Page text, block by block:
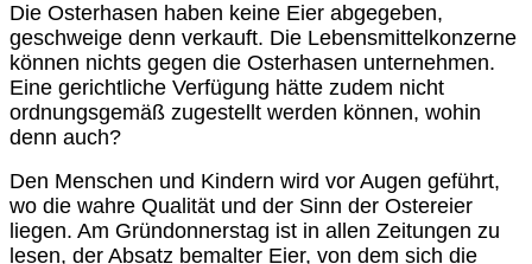
Die Osterhasen haben keine Eier abgegeben,
geschweige denn verkauft. Die Lebensmittelkonzerne
können nichts gegen die Osterhasen unternehmen.
Eine gerichtliche Verfügung hätte zudem nicht
ordnungsgemäß zugestellt werden können, wohin
denn auch?
Den Menschen und Kindern wird vor Augen geführt,
wo die wahre Qualität und der Sinn der Ostereier
liegen. Am Gründonnerstag ist in allen Zeitungen zu
lesen, der Absatz bemalter Eier, von dem sich die